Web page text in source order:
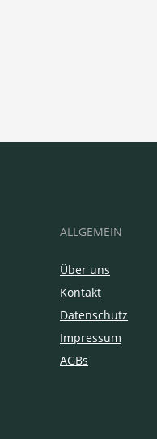
ALLGEMEIN
Über uns
Kontakt
Datenschutz
Impressum
AGBs